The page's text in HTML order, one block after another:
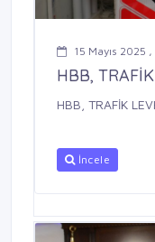
15 Mayıs 2025
HBB,
HBB, TRAFİK
İncele